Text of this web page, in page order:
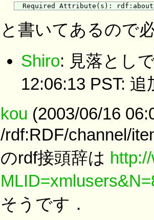
と書いてあるので
Shiro: 見落とし
12:06:13 PST:
kou (2003/06/16
/rdf:RDF/channel/
のrdf接頭辞は
そうです．